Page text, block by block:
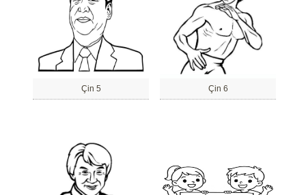
Çin 5 Çin 6